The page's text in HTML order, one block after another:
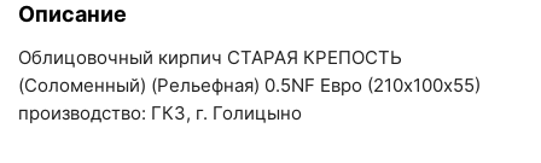
+7 (993) 993-77-33
Написать в МАКС
Описание
Облицовочный кирпич СТАРАЯ КРЕПОСТЬ
(Соломенный) (Рельефная) 0.5NF Евро (210х100х55)
производство: ГКЗ, г. Голицыно